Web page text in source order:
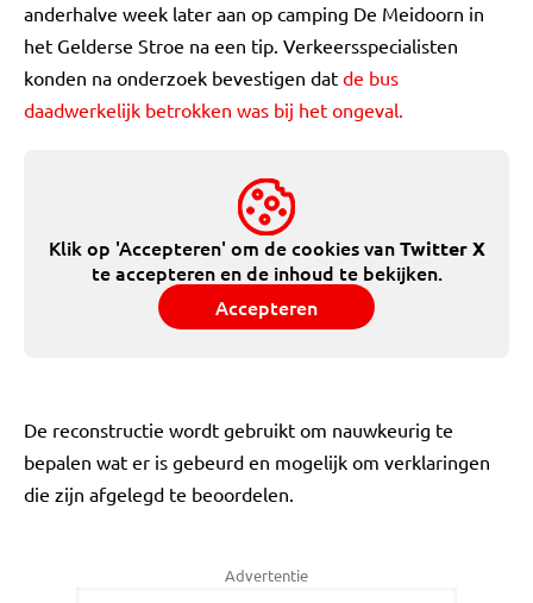
anderhalve week later aan op camping De Meidoorn in
het Gelderse Stroe na een tip. Verkeersspecialisten
konden na onderzoek bevestigen dat de bus
daadwerkelijk betrokken was bij het ongeval.
Klik op 'Accepteren' om de cookies vanTwitter X
te accepteren en de inhoud te bekijken.
Accepteren
De reconstructie wordt gebruikt om nauwkeurig te
bepalen wat er is gebeurd en mogelijk om verklaringen
die zijn afgelegd te beoordelen.
Advertentie